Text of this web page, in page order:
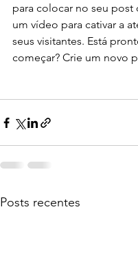
para colocar no seu post
um vídeo para cativar a
seus visitantes. Está
começar? Crie um novo
Posts recentes